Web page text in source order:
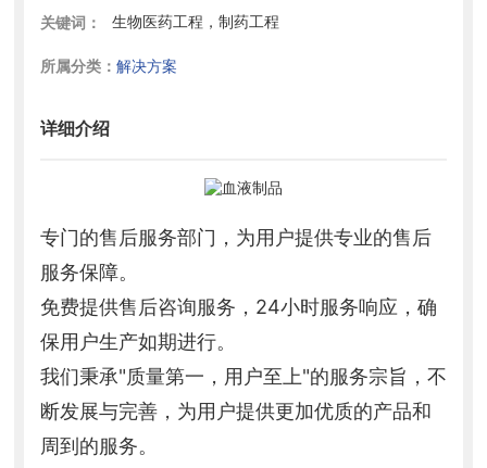
关键词： ⽣物医药⼯程，制药工程
所属分类： 解决方案
详细介绍
专门的售后服务部门，为用户提供专业的售后
服务保障。
免费提供售后咨询服务，24小时服务响应，确
保用户生产如期进行。
我们秉承"质量第一，用户至上"的服务宗旨，不
断发展与完善，为用户提供更加优质的产品和
周到的服务。